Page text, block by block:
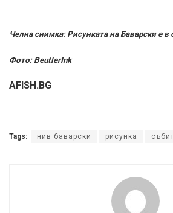
Челна снимка: Рисунката на Баварски е
Фото: BeutlerInk
AFISH.BG
Tags: нив баварски рисунка